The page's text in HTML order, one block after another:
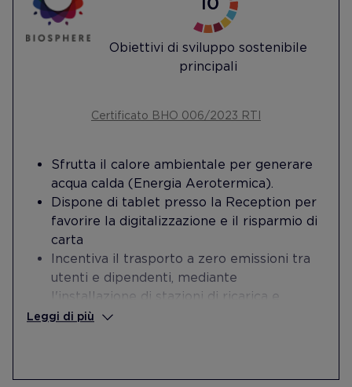
Obiettivi di sviluppo sostenibile
principali
Certificato BHO 006/2023 RTI
Sfrutta il calore ambientale per generare
acqua calda (Energia Aerotermica).
Dispone di tablet presso la Reception per
favorire la digitalizzazione e il risparmio di
carta
Incentiva il trasporto a zero emissioni tra
utenti e dipendenti, mediante
l'installazione di stazioni di ricarica e
parcheggi per biciclette.
Leggi di più